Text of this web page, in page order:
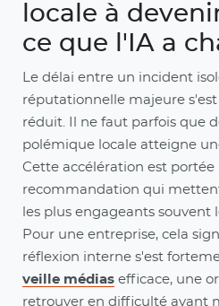
locale à
ce que l'IA a
Le délai entre un incident
réputationnelle majeure
réduit. Il ne faut parfois que
polémique locale atteigne
Cette accélération est
recommandation qui
les plus engageants souvent
Pour une entreprise, cela
réflexion interne s'est
veille médias efficace, une
retrouver en difficulté avant